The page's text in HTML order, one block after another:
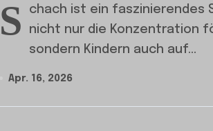
S
chach ist ein faszinierendes
nicht nur die Konzentration
sondern Kindern auch auf...
Apr. 16, 2026